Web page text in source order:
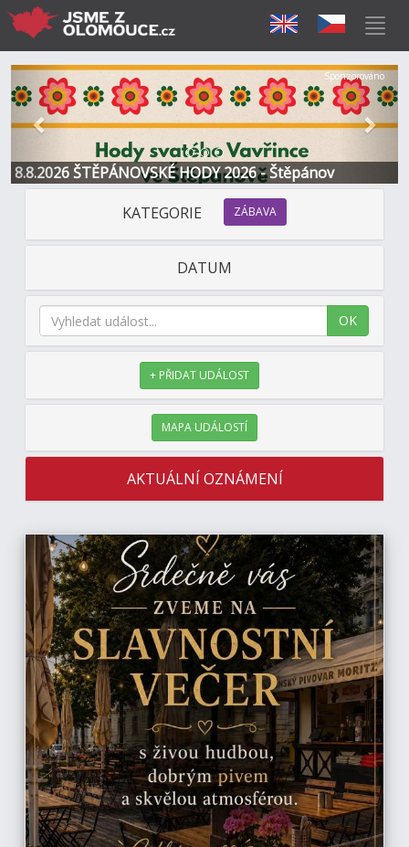
8.8.2026 ŠTĚPÁNOVSKÉ HODY 2026 - Štěpánov
Předchozí Další
Sponzorováno
KATEGORIE ZÁBAVA
DATUM
OK
+ PŘIDAT UDÁLOST
MAPA UDÁLOSTÍ
AKTUÁLNÍ OZNÁMENÍ